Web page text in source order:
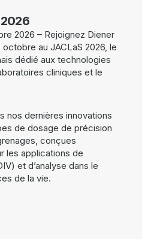
2026 – Rejoignez Diener
au JACLaS 2026, le
dédié aux technologies
cliniques et le
nos dernières innovations
de dosage de précision
conçues
les applications de
et d’analyse dans le
de la vie.